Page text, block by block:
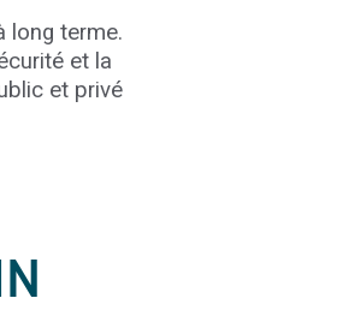
long terme.
et la
et privé